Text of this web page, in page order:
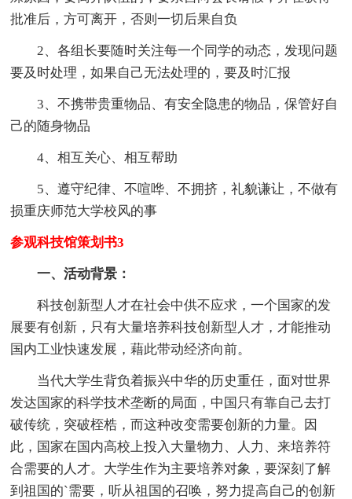
批准后，方可离开，否则一切后果自负
2、各组长要随时关注每一个同学的动态，发现问题
要及时处理，如果自己无法处理的，要及时汇报
3、不携带贵重物品、有安全隐患的物品，保管好自
己的随身物品
4、相互关心、相互帮助
5、遵守纪律、不喧哗、不拥挤，礼貌谦让，不做有
损重庆师范大学校风的事
参观科技馆策划书3
一、活动背景：
科技创新型人才在社会中供不应求，一个国家的发
展要有创新，只有大量培养科技创新型人才，才能推动
国内工业快速发展，藉此带动经济向前。
当代大学生背负着振兴中华的历史重任，面对世界
发达国家的科学技术垄断的局面，中国只有靠自己去打
破传统，突破桎梏，而这种改变需要创新的力量。因
此，国家在国内高校上投入大量物力、人力、来培养符
合需要的人才。大学生作为主要培养对象，要深刻了解
到祖国的`需要，听从祖国的召唤，努力提高自己的创新